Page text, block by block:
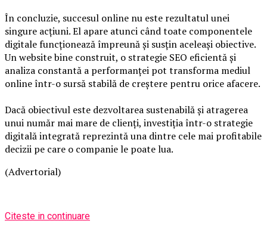
În concluzie, succesul online nu este rezultatul unei
singure acțiuni. El apare atunci când toate componentele
digitale funcționează împreună și susțin aceleași obiective.
Un website bine construit, o strategie SEO eficientă și
analiza constantă a performanței pot transforma mediul
online într-o sursă stabilă de creștere pentru orice afacere.
Dacă obiectivul este dezvoltarea sustenabilă și atragerea
unui număr mai mare de clienți, investiția într-o strategie
digitală integrată reprezintă una dintre cele mai profitabile
decizii pe care o companie le poate lua.
(Advertorial)
Citeste in continuare